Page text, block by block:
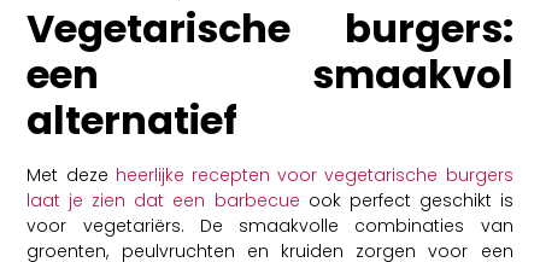
Vegetarische burgers:
een smaakvol
alternatief
Met deze heerlijke recepten voor vegetarische burgers
laat je zien dat een barbecue ook perfect geschikt is
voor vegetariërs. De smaakvolle combinaties van
groenten, peulvruchten en kruiden zorgen voor een